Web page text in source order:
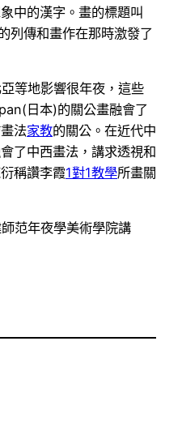
中的漢字。畫的標題叫
列傳和畫作在那時激發了
等地影響很年夜，這些
日本)的關公畫融會了
法家教的關公。在近代中
了中西畫法，講求透視和
稱讚李霞1對1教學所畫關
范年夜學美術學院講